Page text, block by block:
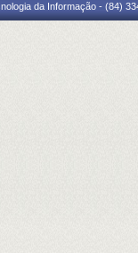
da Informação - (84)